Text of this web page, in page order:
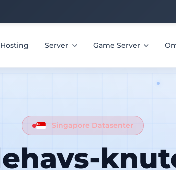
Hosting Server Game Server
Singapore Datasenter